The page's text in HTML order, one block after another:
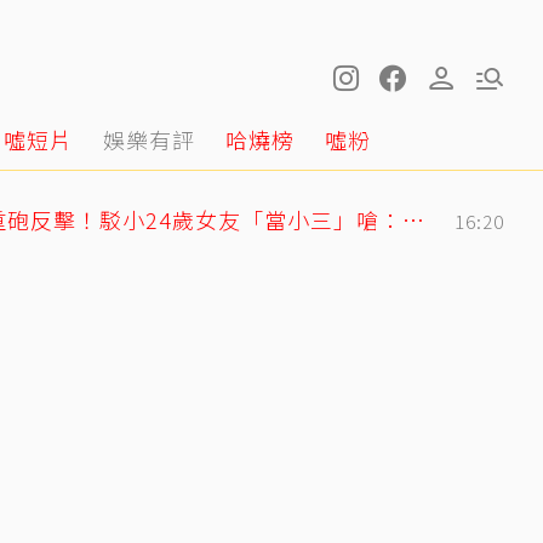
噓短片 娛樂有評 哈燒榜 噓粉
姜厚任護愛12點聲明重砲反擊！駁小24歲女友「當小三」嗆：講三小？ 16:20